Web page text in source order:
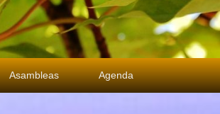
Asambleas Agenda